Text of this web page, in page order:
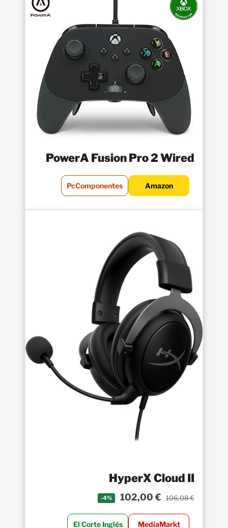
PowerA Fusion Pro 2 Wired
PcComponentes Amazon
HyperX Cloud II
-4% 102,00 € 106,08 €
El Corte Inglés MediaMarkt